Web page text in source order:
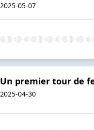
2025-05-07
Un premier tour de
2025-04-30